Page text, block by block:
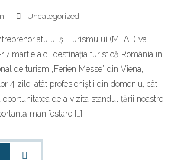
Uncategorized
și Turismului (MEAT) va
martie a.c., destinația turistică România în
de turism „Ferien Messe” din Viena,
4 zile, atât profesioniștii din domeniu, cât
de a vizita standul țării noastre,
manifestare […]